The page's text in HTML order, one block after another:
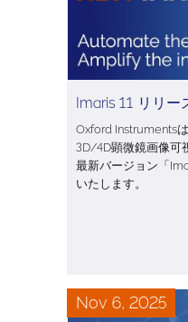
Imaris 11 リリー
Oxford Instruments
3D/4D顕微鏡画像可
最新バージョン「
いたします。
Nov 6, 2025